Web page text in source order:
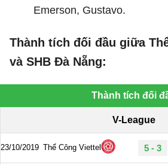
Emerson, Gustavo.
Thành tích đối đầu giữa
và SHB Đà Nẵng: